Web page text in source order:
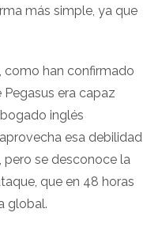
más simple, ya que
como han confirmado
era capaz
inglés
esa debilidad
pero se desconoce la
que en 48 horas
global.